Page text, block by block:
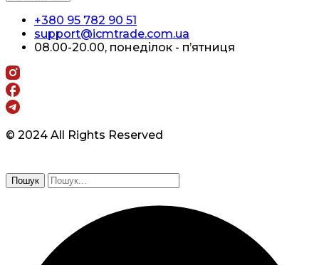
+380 95 782 90 51
support@icmtrade.com.ua
08.00-20.00, понеділок - п’ятниця
© 2024 All Rights Reserved
Пошук